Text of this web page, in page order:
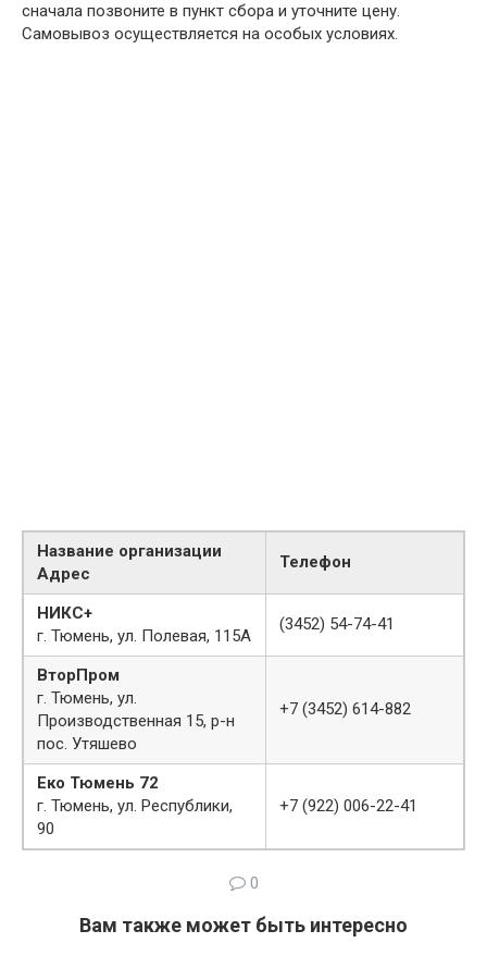
сначала позвоните в пункт сбора и уточните цену.
Самовывоз осуществляется на особых условиях.
Название организации
Адрес
Телефон
НИКС+
г. Тюмень, ул. Полевая, 115А
(3452) 54-74-41
ВторПром
г. Тюмень, ул.
Производственная 15, р-н
пос. Утяшево
+7 (3452) 614-882
Еко Тюмень 72
г. Тюмень, ул. Республики,
90
+7 (922) 006-22-41
0
Вам также может быть интересно